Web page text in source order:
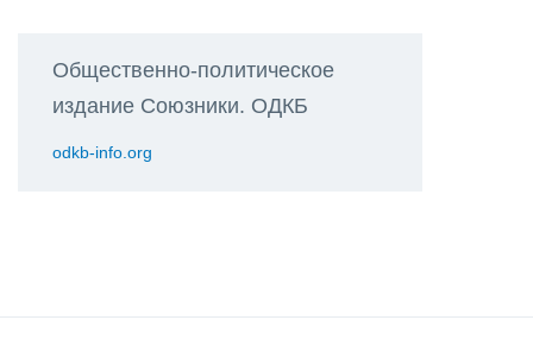
Общественно-политическое
издание Союзники. ОДКБ
odkb-info.org